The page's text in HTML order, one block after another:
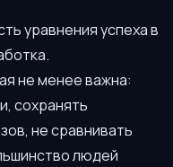
уравнения успеха в
не менее важна:
сохранять
не сравнивать
людей